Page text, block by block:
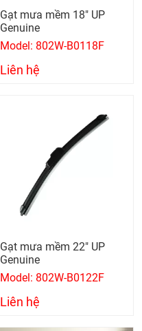
Gạt mưa mềm 18" UP
Genuine
Model: 802W-B0118F
Liên hệ
Gạt mưa mềm 22" UP
Genuine
Model: 802W-B0122F
Liên hệ